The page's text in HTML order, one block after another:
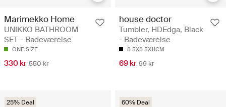
Marimekko Home
UNIKKO BATHROOM
SET - Badeværelse
ONE SIZE
330 kr 550 kr
house doctor
Tumbler, HDEdga, Black
- Badeværelse
8.5X8.5X11CM
69 kr 99 kr
25% Deal 60% Deal